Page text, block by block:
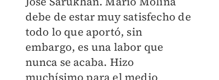
debe de estar muy satisfecho de
todo lo que aportó, sin
embargo, es una labor que
nunca se acaba. Hizo